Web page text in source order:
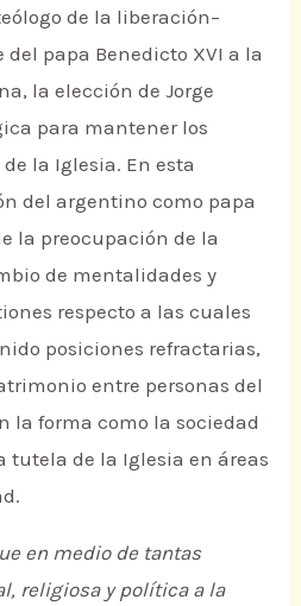
de la liberación–
papa Benedicto XVI a la
la elección de Jorge
para mantener los
la Iglesia. En esta
del argentino como papa
la preocupación de la
de mentalidades y
respecto a las cuales
posiciones refractarias,
entre personas del
la forma como la sociedad
tutela de la Iglesia en áreas
en medio de tantas
religiosa y política a la